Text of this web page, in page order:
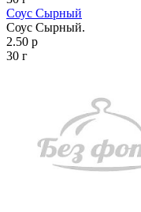
Соус Сырный
Соус Сырный.
2.50 р
30 г